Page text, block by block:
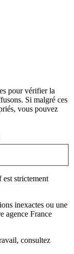
pour vérifier la
Si malgré ces
vous pouvez
est strictement
inexactes ou une
agence France
, consultez